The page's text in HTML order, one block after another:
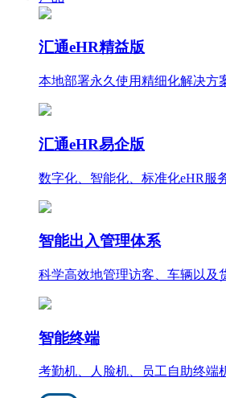
汇通eHR精益版
本地部署永久使用精细化解决方
汇通eHR易企版
数字化、智能化、标准化eHR服
智能出入管理体系
科学高效地管理访客、车辆以及
智能终端
考勤机、人脸机、员工自助终端